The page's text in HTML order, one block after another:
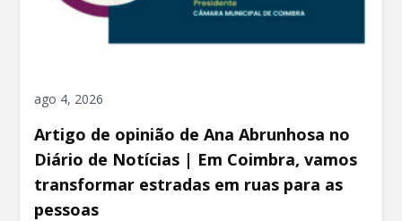
ago 4, 2026
Artigo de opinião de Ana Abrunhosa no
Diário de Notícias | Em Coimbra, vamos
transformar estradas em ruas para as
pessoas